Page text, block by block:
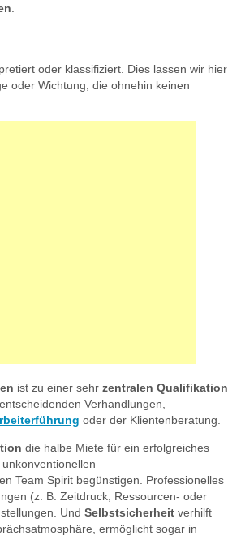
.
oder klassifiziert. Dies lassen wir hier
oder Wichtung, die ohnehin keinen
ist zu einer sehr zentralen Qualifikation
Verhandlungen,
oder der Klientenberatung.
die halbe Miete für ein erfolgreiches
Team Spirit begünstigen. Professionelles
(z. B. Zeitdruck, Ressourcen- oder
Und Selbstsicherheit verhilft
ermöglicht sogar in